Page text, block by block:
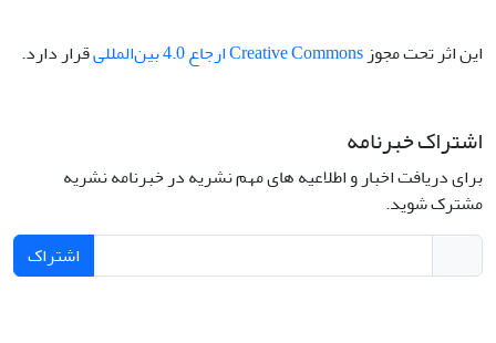
این اثر تحت مجوز Creative Commons ارجاع 4.0 بین‌المللی قرار دارد.
اشتراک خبرنامه
برای دریافت اخبار و اطلاعیه های مهم نشریه در خبرنامه نشریه
مشترک شوید.
اشتراک